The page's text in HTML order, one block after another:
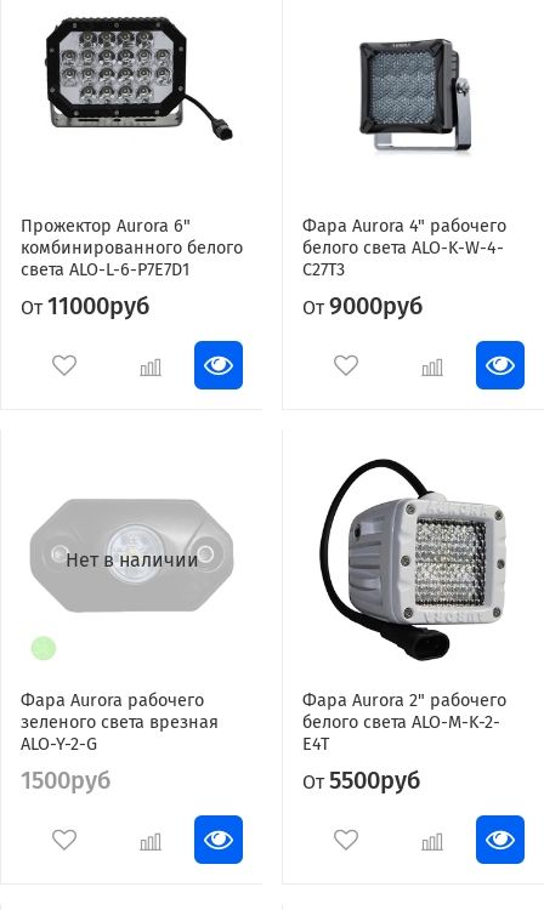
Прожектор Aurora 6"
комбинированного белого
света ALO-L-6-P7E7D1
От 11000руб
Фара Aurora 4" рабочего
белого света ALO-K-W-4-
C27T3
От 9000руб
Нет в наличии
Фара Aurora рабочего
зеленого света врезная
ALO-Y-2-G
1500руб
Фара Aurora 2" рабочего
белого света ALO-M-K-2-
E4T
От 5500руб